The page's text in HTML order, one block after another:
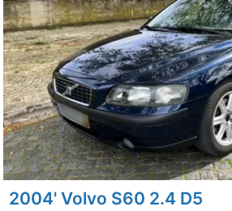
2004' Volvo S60 2.4 D5